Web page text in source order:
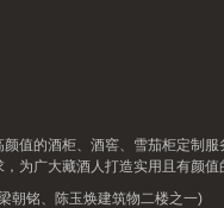
值的酒柜、酒窖、雪茄柜定制
为广大藏酒人打造实用且有颜值
朝铭、陈玉焕建筑物二楼之一)